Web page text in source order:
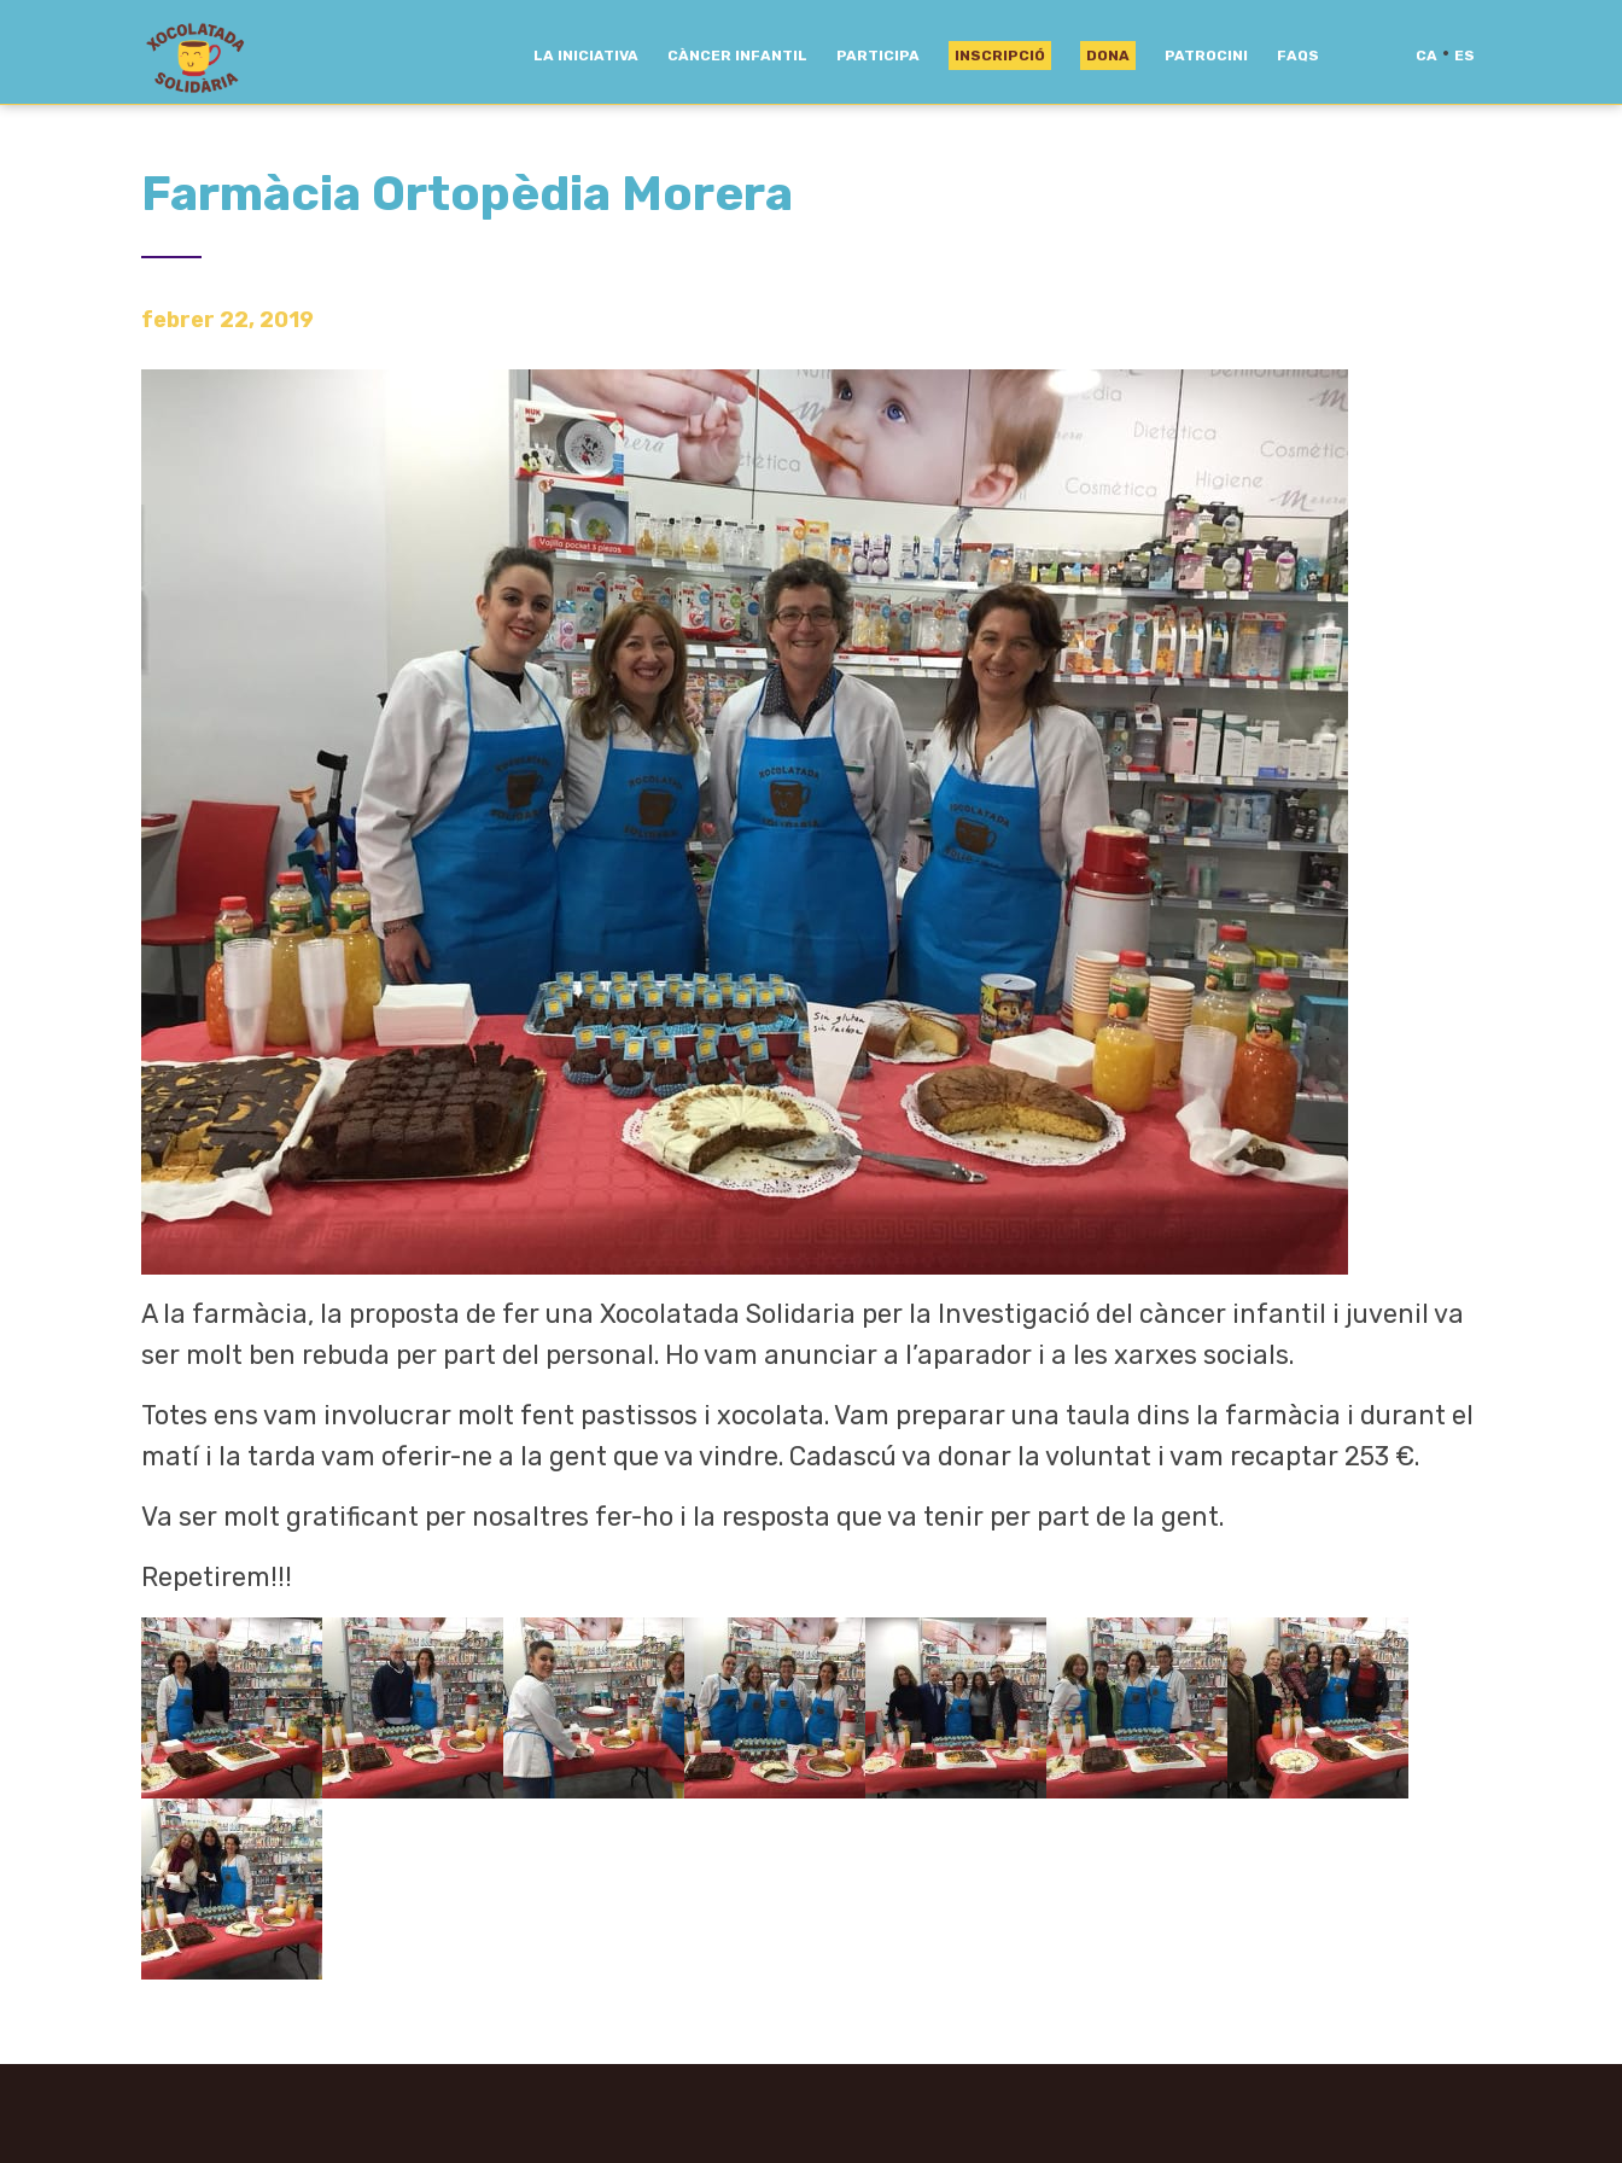
LA INICIATIVA CÀNCER INFANTIL PARTICIPA INSCRIPCIÓ DONA PATROCINI FAQS CA · ES
Farmàcia Ortopèdia Morera
febrer 22, 2019
A la farmàcia, la proposta de fer una Xocolatada Solidaria per la Investigació del càncer infantil i juvenil va
ser molt ben rebuda per part del personal. Ho vam anunciar a l’aparador i a les xarxes socials.
Totes ens vam involucrar molt fent pastissos i xocolata. Vam preparar una taula dins la farmàcia i durant el
matí i la tarda vam oferir-ne a la gent que va vindre. Cadascú va donar la voluntat i vam recaptar 253 €.
Va ser molt gratificant per nosaltres fer-ho i la resposta que va tenir per part de la gent.
Repetirem!!!